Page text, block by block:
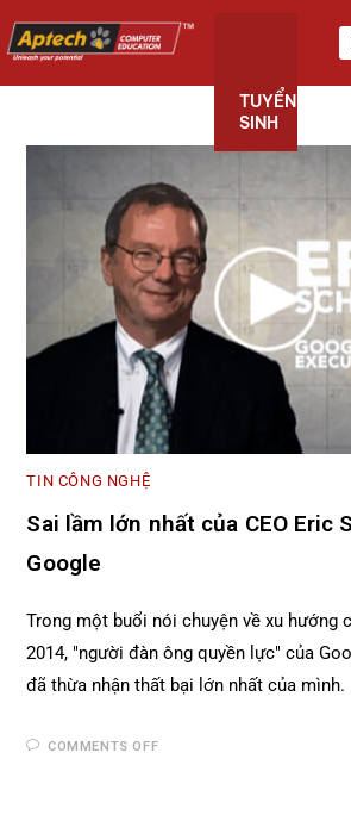
TUYỂN
SINH
TIN CÔNG NGHỆ
Sai lầm lớn nhất của CEO Eric
Google
Trong một buổi nói chuyện về xu hướng
2014, "người đàn ông quyền lực" của
đã thừa nhận thất bại lớn nhất của mình.
COMMENTS OFF